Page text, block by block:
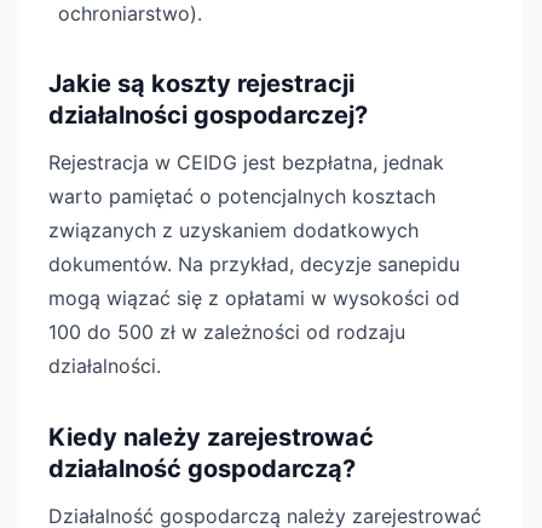
ochroniarstwo).
Jakie są koszty rejestracji
działalności gospodarczej?
Rejestracja w CEIDG jest bezpłatna, jednak
warto pamiętać o potencjalnych kosztach
związanych z uzyskaniem dodatkowych
dokumentów. Na przykład, decyzje sanepidu
mogą wiązać się z opłatami w wysokości od
100 do 500 zł w zależności od rodzaju
działalności.
Kiedy należy zarejestrować
działalność gospodarczą?
Działalność gospodarczą należy zarejestrować